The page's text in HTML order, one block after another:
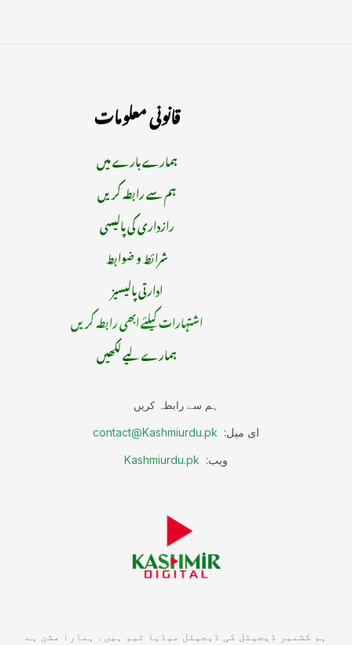
قانونی معلومات
ہمارے بارے میں
ہم سے رابطہ کریں
رازداری کی پالیسی
شرائط و ضوابط
ادارتی پالیسیز
اشتہارات کیلئے ابھی رابطہ کریں
ہمارے لیے لکھیں
ہم سے رابطہ کریں
ای میل: contact@Kashmiurdu.pk
ویب: Kashmiurdu.pk
ہم کشمیر ڈیجیٹل کی ڈیجیٹل میڈیا ٹیم ہیں۔ ہمارا مشن ہے